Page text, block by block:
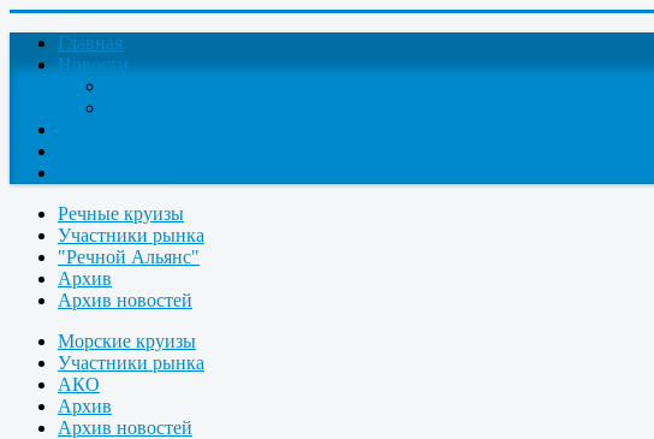
Главная
Новости
Речные круизы
Участники рынка
"Речной Альянс"
Архив
Архив новостей
Морские круизы
Участники рынка
АКО
Архив
Архив новостей